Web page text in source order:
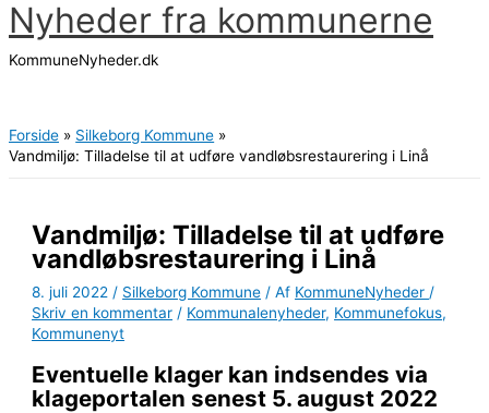
Gå
til
indholdet
Nyheder fra kommunerne
KommuneNyheder.dk
Forside
Silkeborg Kommune
Vandmiljø: Tilladelse til at udføre vandløbsrestaurering i Linå
Vandmiljø: Tilladelse til at udføre
vandløbsrestaurering i Linå
8. juli 2022 / Silkeborg Kommune / Af KommuneNyheder /
Skriv en kommentar / Kommunalenyheder, Kommunefokus,
Kommunenyt
Eventuelle klager kan indsendes via
klageportalen senest 5. august 2022